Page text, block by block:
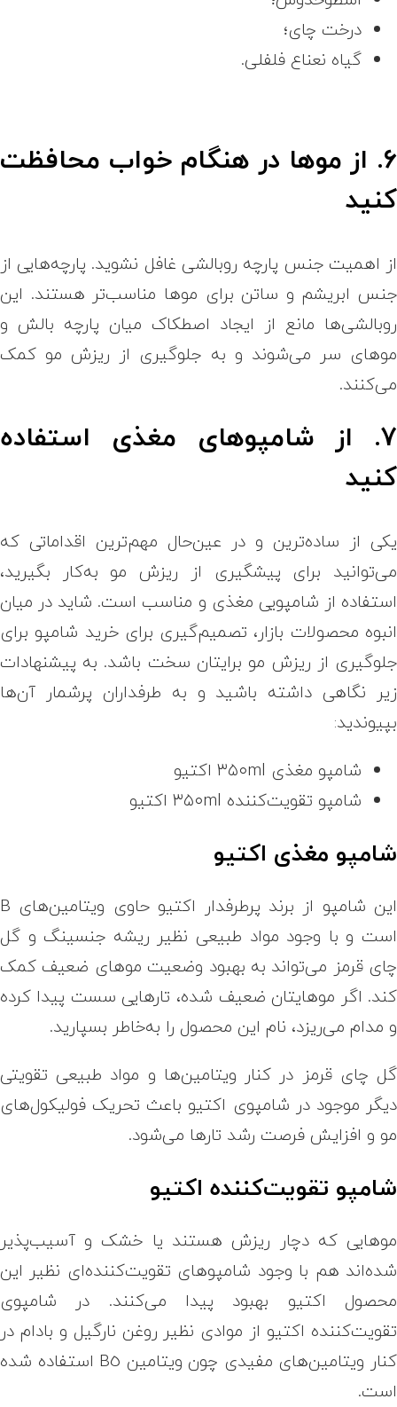
درخت چای؛
گیاه نعناع فلفلی.
۶. از موها در هنگام خواب محافظت
کنید
از اهمیت جنس پارچه روبالشی غافل نشوید. پارچه‌هایی از
جنس ابریشم و ساتن برای موها مناسب‌تر هستند. این
روبالشی‌ها مانع از ایجاد اصطکاک میان پارچه بالش و
موهای سر می‌شوند و به جلوگیری از ریزش مو کمک
می‌کنند.
۷. از شامپوهای مغذی استفاده
کنید
یکی از ساده‌ترین و در عین‌حال مهم‌ترین اقداماتی که
می‌توانید برای پیشگیری از ریزش مو به‌کار بگیرید،
استفاده از شامپویی مغذی و مناسب است. شاید در میان
انبوه محصولات بازار، تصمیم‌گیری برای خرید شامپو برای
جلوگیری از ریزش مو برایتان سخت باشد. به پیشنهادات
زیر نگاهی داشته باشید و به طرفداران پرشمار آن‌ها
بپیوندید:
شامپو مغذی ۳۵۰ml اکتیو
شامپو تقویت‌کننده ۳۵۰ml اکتیو
شامپو مغذی اکتیو
این شامپو از برند پرطرفدار اکتیو حاوی ویتامین‌های B
است و با وجود مواد طبیعی نظیر ریشه جنسینگ و گل
چای قرمز می‌تواند به بهبود وضعیت موهای ضعیف کمک
کند. اگر موهایتان ضعیف شده، تارهایی سست پیدا کرده
و مدام می‌ریزد، نام این محصول را به‌خاطر بسپارید.
گل چای قرمز در کنار ویتامین‌ها و مواد طبیعی تقویتی
دیگر موجود در شامپوی اکتیو باعث تحریک فولیکول‌های
مو و افزایش فرصت رشد تارها می‌شود.
شامپو تقویت‌کننده اکتیو
موهایی که دچار ریزش هستند یا خشک و آسیب‌پذیر
شده‌اند هم با وجود شامپوهای تقویت‌کننده‌ای نظیر این
محصول اکتیو بهبود پیدا می‌کنند. در شامپوی
تقویت‌کننده اکتیو از موادی نظیر روغن نارگیل و بادام در
کنار ویتامین‌های مفیدی چون ویتامین B5 استفاده شده
است.